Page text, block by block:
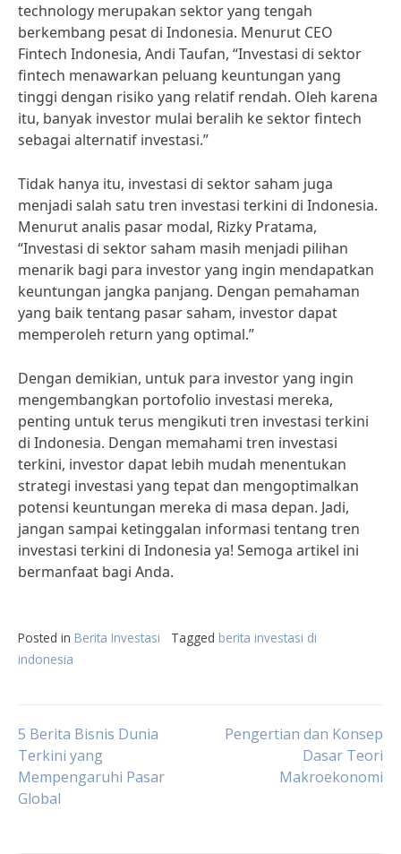
technology merupakan sektor yang tengah
berkembang pesat di Indonesia. Menurut CEO
Fintech Indonesia, Andi Taufan, “Investasi di sektor
fintech menawarkan peluang keuntungan yang
tinggi dengan risiko yang relatif rendah. Oleh karena
itu, banyak investor mulai beralih ke sektor fintech
sebagai alternatif investasi.”
Tidak hanya itu, investasi di sektor saham juga
menjadi salah satu tren investasi terkini di Indonesia.
Menurut analis pasar modal, Rizky Pratama,
“Investasi di sektor saham masih menjadi pilihan
menarik bagi para investor yang ingin mendapatkan
keuntungan jangka panjang. Dengan pemahaman
yang baik tentang pasar saham, investor dapat
memperoleh return yang optimal.”
Dengan demikian, untuk para investor yang ingin
mengembangkan portofolio investasi mereka,
penting untuk terus mengikuti tren investasi terkini
di Indonesia. Dengan memahami tren investasi
terkini, investor dapat lebih mudah menentukan
strategi investasi yang tepat dan mengoptimalkan
potensi keuntungan mereka di masa depan. Jadi,
jangan sampai ketinggalan informasi tentang tren
investasi terkini di Indonesia ya! Semoga artikel ini
bermanfaat bagi Anda.
Posted in Berita Investasi Tagged berita investasi di
indonesia
Post
navigation
5 Berita Bisnis Dunia
Terkini yang
Mempengaruhi Pasar
Global
Pengertian dan Konsep
Dasar Teori
Makroekonomi